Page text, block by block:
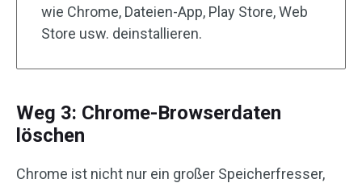
wie Chrome, Dateien-App, Play Store, Web
Store usw. deinstallieren.
Weg 3: Chrome-Browserdaten
löschen
Chrome ist nicht nur ein großer Speicherfresser,